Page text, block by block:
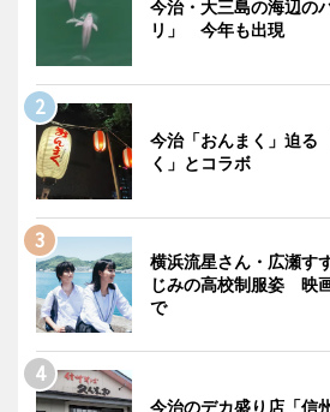
今治・大三島の海辺の
リ」 今年も出現
今治「おんまく」迫る
く」とコラボ
横浜流星さん・広瀬す
じみの高校制服姿 映
で
今治のデカ盛り店「信